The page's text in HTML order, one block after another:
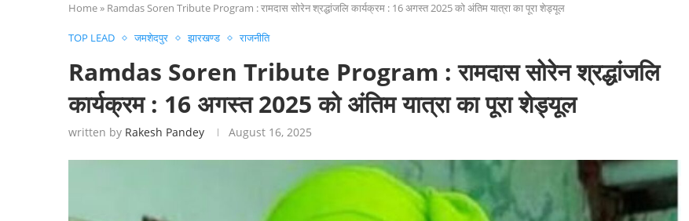
Home» Ramdas Soren Tribute Program : रामदास सोरेन श्रद्धांजलि कार्यक्रम : 16 अगस्त 2025 को अंतिम यात्रा का पूरा शेड्यूल
TOP LEAD जमशेदपुर झारखण्ड राजनीति
Ramdas Soren Tribute Program : रामदास सोरेन श्रद्धांजलि
कार्यक्रम : 16 अगस्त 2025 को अंतिम यात्रा का पूरा शेड्यूल
written by Rakesh Pandey August 16, 2025